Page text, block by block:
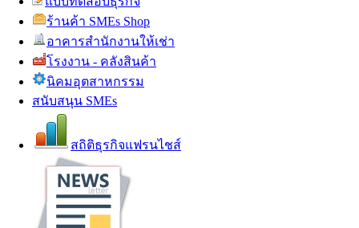
ร้านค้า SMEs Shop
อาคารสำนักงานให้เช่า
โรงงาน - คลังสินค้า
นิคมอุตสาหกรรม
สนับสนุน SMEs
สถิติธุรกิจแฟรนไชส์